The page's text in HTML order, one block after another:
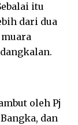
itu
dari dua
oleh Pj
dan